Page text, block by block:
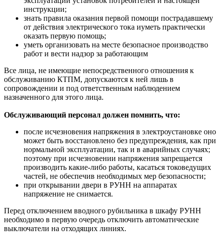
инструкции;
знать правила оказания первой помощи пострадавшему
от действия электрического тока иуметь практически
оказать первую помощь;
уметь организовать на месте безопасное производство
работ и вести надзор за работающим
Все лица, не имеющие непосредственного отношения к
обслуживанию КТПМ, допускаются к ней лишь в
сопровождении и под ответственным наблюдением
назначенного для этого лица.
Обслуживающий персонал должен помнить, что:
после исчезновения напряжения в электроустановке оно
может быть восстановлено без предупреждения, как при
нормальной эксплуатации, так и в аварийных случаях;
поэтому при исчезновении напряжения запрещается
производить какие-либо работы, касаться токоведущих
частей, не обеспечив необходимых мер безопасности;
при открывании двери в РУНН на аппаратах
напряжение не снимается.
Перед отключением вводного рубильника в шкафу РУНН
необходимо в первую очередь отключить автоматические
выключатели на отходящих линиях.